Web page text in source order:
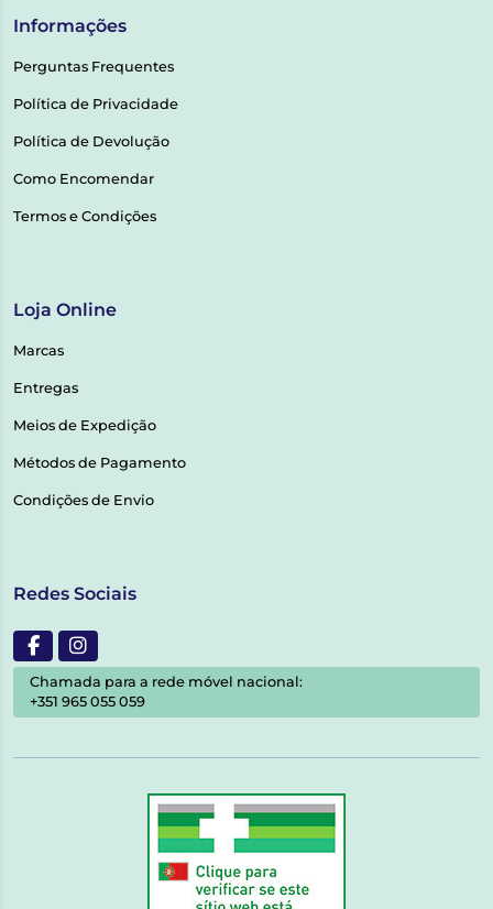
Informações
Perguntas Frequentes
Política de Privacidade
Política de Devolução
Como Encomendar
Termos e Condições
Loja Online
Marcas
Entregas
Meios de Expedição
Métodos de Pagamento
Condições de Envio
Redes Sociais
Chamada para a rede móvel nacional:
+351 965 055 059